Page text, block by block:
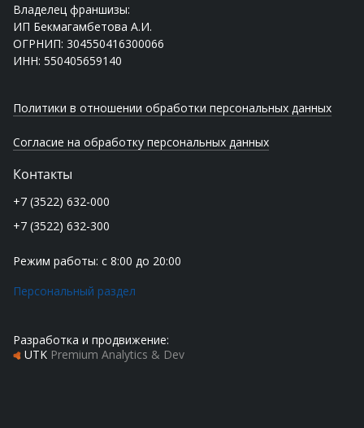
Владелец франшизы:
ИП Бекмагамбетова А.И.
ОГРНИП: 304550416300066
ИНН: 550405659140
Политики в отношении обработки персональных данных
Согласие на обработку персональных данных
Контакты
+7 (3522) 632-000
+7 (3522) 632-300
Режим работы: с 8:00 до 20:00
Персональный раздел
Разработка и продвижение:
UTK Premium Analytics & Dev